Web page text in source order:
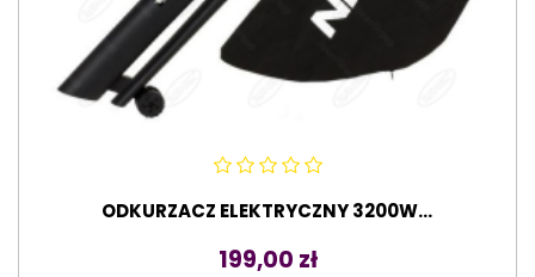
ODKURZACZ ELEKTRYCZNY 3200W...
Cena
199,00 zł